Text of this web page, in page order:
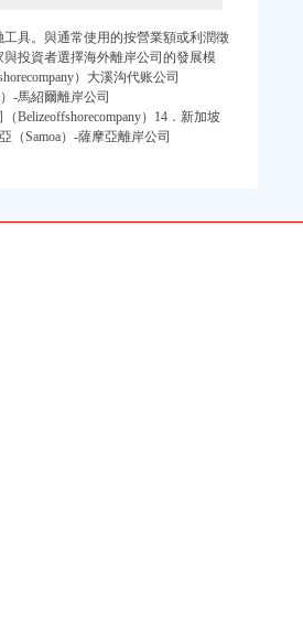
具。與通常使用的按營業額或利潤徵
投資者選擇海外離岸公司的發展模
）大溪沟代账公司
-馬紹爾離岸公司
Belizeoffshorecompany）14．新加坡
（Samoa）-薩摩亞離岸公司